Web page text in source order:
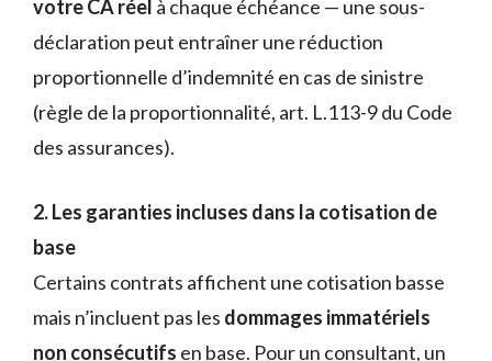
votre CA réel à chaque échéance — une sous-
déclaration peut entraîner une réduction
proportionnelle d’indemnité en cas de sinistre
(règle de la proportionnalité, art. L.113-9 du Code
des assurances).
2. Les garanties incluses dans la cotisation de
base
Certains contrats affichent une cotisation basse
mais n’incluent pas les dommages immatériels
non consécutifs en base. Pour un consultant, un